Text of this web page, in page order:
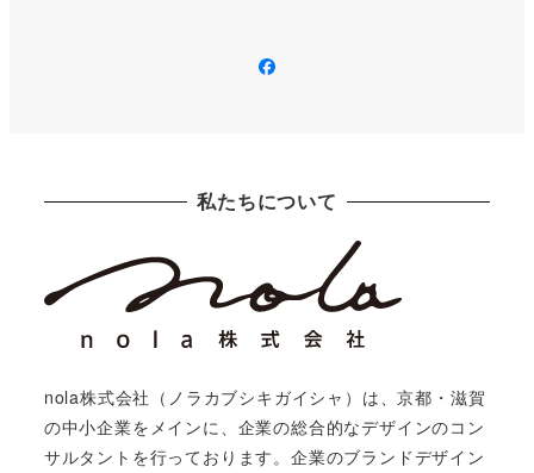
Facebook
私たちについて
nola株式会社（ノラカブシキガイシャ）は、京都・滋賀
の中小企業をメインに、企業の総合的なデザインのコン
サルタントを行っております。企業のブランドデザイン